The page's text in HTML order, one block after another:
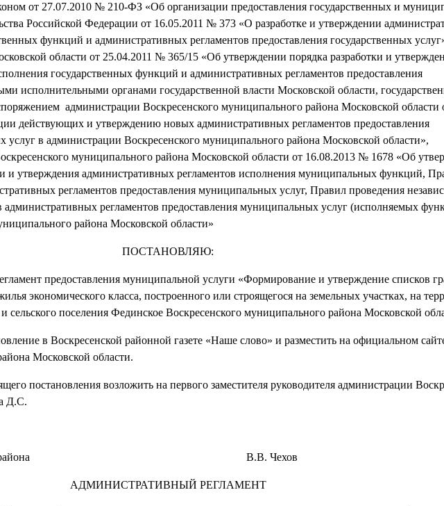
от 27.07.2010 № 210-ФЗ «Об организации предоставления государственных и
Российской Федерации от 16.05.2011 № 373 «О разработке и утверждении
функций и административных регламентов предоставления государственных
области от 25.04.2011 № 365/15 «Об утверждении порядка разработки и
государственных функций и административных регламентов предоставления
исполнительными органами государственной власти Московской области,
администрации Воскресенского муниципального района Московской области
действующих и утверждению новых административных регламентов предоставления
в администрации Воскресенского муниципального района Московской области»,
муниципального района Московской области от 16.08.2013 № 1678 «Об
и утверждения административных регламентов исполнения муниципальных функций,
регламентов предоставления муниципальных услуг, Правил проведения
административных регламентов предоставления муниципальных услуг (исполняемых
района Московской области»
ПОСТАНОВЛЯЮ:
предоставления муниципальной услуги «Формирование и утверждение списков
экономического класса, построенного или строящегося на земельных участках, на
сельского поселения Фединское Воскресенского муниципального района Московской
в Воскресенской районной газете «Наше слово» и разместить на официальном
Московской области.
постановления возложить на первого заместителя руководителя администрации
Д.С.
района В.В. Чехов
АДМИНИСТРАТИВНЫЙ РЕГЛАМЕНТ